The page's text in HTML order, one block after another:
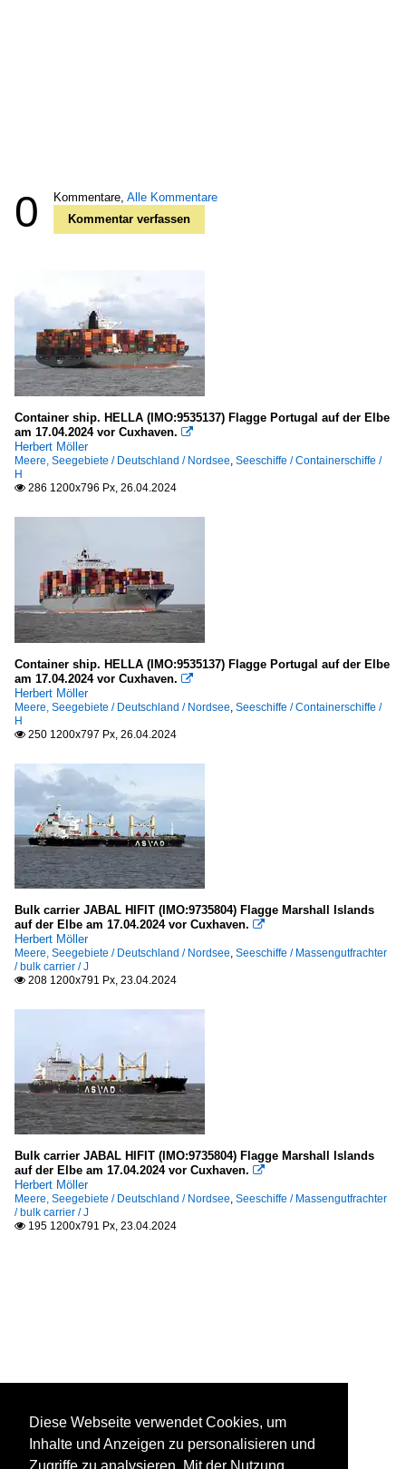
0 Kommentare, Alle Kommentare
Kommentar verfassen
Container ship. HELLA (IMO:9535137) Flagge Portugal auf der Elbe
am 17.04.2024 vor Cuxhaven. 
Herbert Möller
Meere, Seegebiete / Deutschland / Nordsee Seeschiffe / Containerschiffe /
H
 286 1200x796 Px, 26.04.2024
Container ship. HELLA (IMO:9535137) Flagge Portugal auf der Elbe
am 17.04.2024 vor Cuxhaven. 
Herbert Möller
Meere, Seegebiete / Deutschland / Nordsee Seeschiffe / Containerschiffe /
H
 250 1200x797 Px, 26.04.2024
Bulk carrier JABAL HIFIT (IMO:9735804) Flagge Marshall Islands
auf der Elbe am 17.04.2024 vor Cuxhaven. 
Herbert Möller
Meere, Seegebiete / Deutschland / Nordsee Seeschiffe / Massengutfrachter
/ bulk carrier / J
 208 1200x791 Px, 23.04.2024
Bulk carrier JABAL HIFIT (IMO:9735804) Flagge Marshall Islands
auf der Elbe am 17.04.2024 vor Cuxhaven. 
Herbert Möller
Meere, Seegebiete / Deutschland / Nordsee Seeschiffe / Massengutfrachter
/ bulk carrier / J
 195 1200x791 Px, 23.04.2024
Diese Webseite verwendet Cookies, um
Inhalte und Anzeigen zu personalisieren und